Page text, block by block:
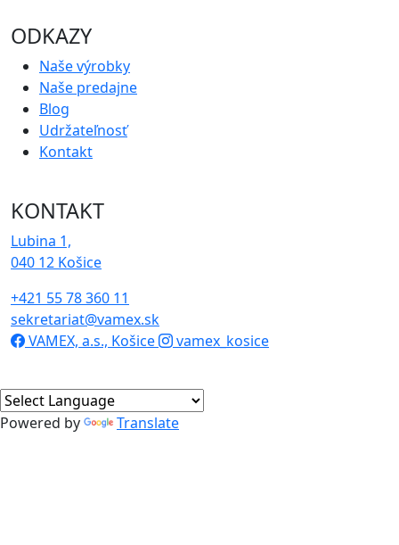
ODKAZY
Naše výrobky
Naše predajne
Blog
Udržateľnosť
Kontakt
KONTAKT
Lubina 1,
040 12 Košice
+421 55 78 360 11
sekretariat@vamex.sk
VAMEX, a.s., Košice
vamex_kosice
Powered by Translate